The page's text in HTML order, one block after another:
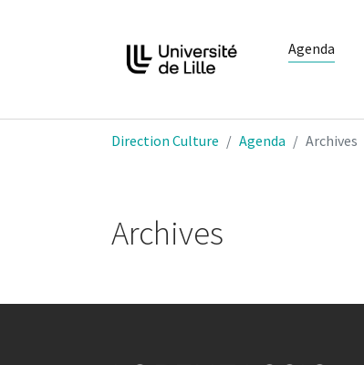
Agenda
Direction Culture Agenda Archives
Archives